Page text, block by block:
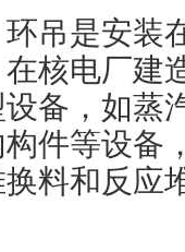
是安装
核电厂建
备，如蒸
件等设备
料和反应